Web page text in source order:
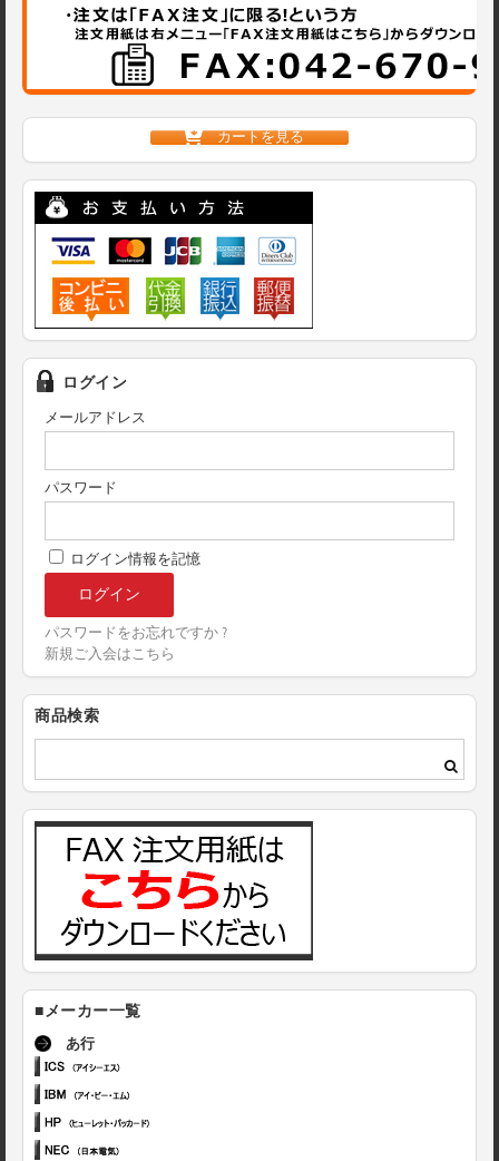
カートを見る
ログイン
メールアドレス
パスワード
ログイン情報を記憶
パスワードをお忘れですか ?
新規ご入会はこちら
商品検索
■メーカー一覧
あ行